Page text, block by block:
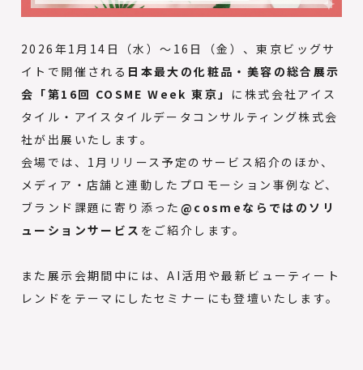
2026年1月14日（水）〜16日（金）、東京ビッグサ
イトで開催される 日本最大の化粧品・美容の総合展示
会「第16回 COSME Week 東京」 に株式会社アイス
タイル・アイスタイルデータコンサルティング株式会
社が出展いたします。
会場では、1月リリース予定のサービス紹介のほか、
メディア・店舗と連動したプロモーション事例など、
ブランド課題に寄り添った @cosmeならではのソリ
ューションサービス をご紹介します。
また展示会期間中には、AI活用や最新ビューティート
レンドをテーマにしたセミナーにも登壇いたします。